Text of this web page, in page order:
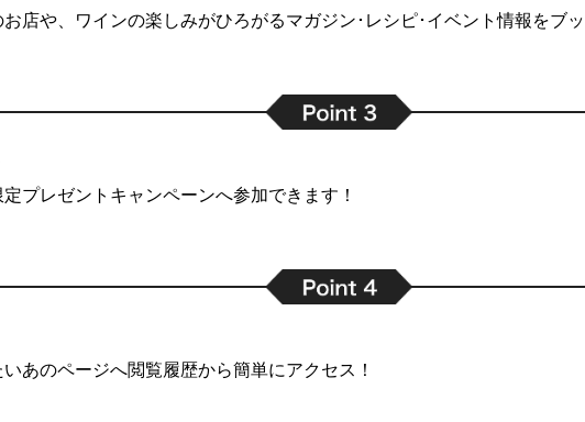
店や、ワインの楽しみがひろがるマガジン･レシピ･イベント情報をブ
プレゼントキャンペーンへ参加できます！
いあのページへ閲覧履歴から簡単にアクセス！